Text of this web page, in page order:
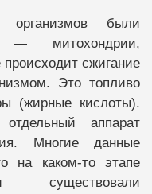
были
— митохондрии,
сжигание
Это топливо
(жирные кислоты).
аппарат
Многие данные
на каком-то этапе
существовали